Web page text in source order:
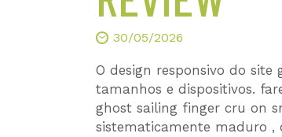
30/05/2026
O design responsivo do
tamanhos e dispositivos.
ghost sailing finger cru on
sistematicamente maduro